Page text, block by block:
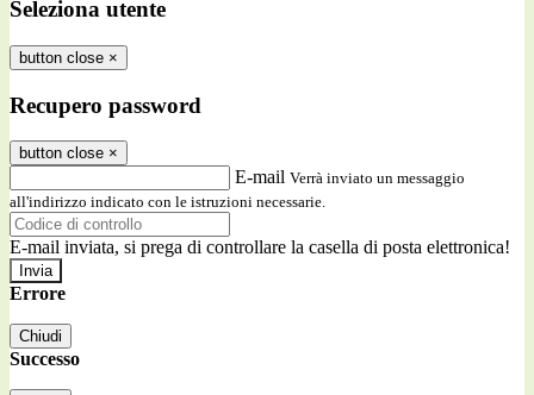
Seleziona utente
button close ×
Recupero password
button close ×
E-mail Verrà inviato un messaggio
all'indirizzo indicato con le istruzioni necessarie.
E-mail inviata, si prega di controllare la casella di posta elettronica!
Errore
Chiudi
Successo